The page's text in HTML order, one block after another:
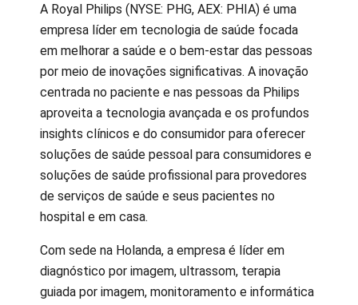
A Royal Philips (NYSE: PHG, AEX: PHIA) é uma
empresa líder em tecnologia de saúde focada
em melhorar a saúde e o bem-estar das pessoas
por meio de inovações significativas. A inovação
centrada no paciente e nas pessoas da Philips
aproveita a tecnologia avançada e os profundos
insights clínicos e do consumidor para oferecer
soluções de saúde pessoal para consumidores e
soluções de saúde profissional para provedores
de serviços de saúde e seus pacientes no
hospital e em casa.
Com sede na Holanda, a empresa é líder em
diagnóstico por imagem, ultrassom, terapia
guiada por imagem, monitoramento e informática